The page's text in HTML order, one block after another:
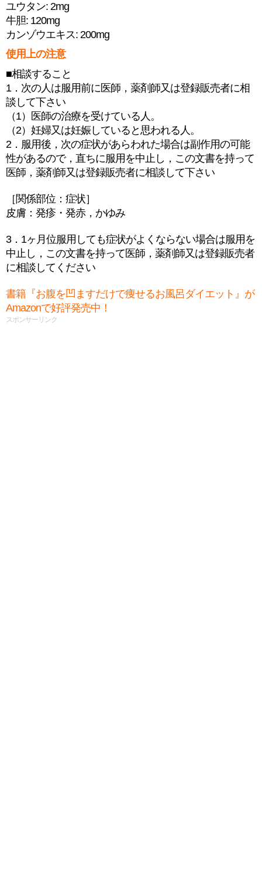
ユウタン: 2mg
牛胆: 120mg
カンゾウエキス: 200mg
使用上の注意
■相談すること
1．次の人は服用前に医師，薬剤師又は登録販売者に相
談して下さい
（1）医師の治療を受けている人。
（2）妊婦又は妊娠していると思われる人。
2．服用後，次の症状があらわれた場合は副作用の可能
性があるので，直ちに服用を中止し，この文書を持って
医師，薬剤師又は登録販売者に相談して下さい
［関係部位：症状］
皮膚：発疹・発赤，かゆみ
3．1ヶ月位服用しても症状がよくならない場合は服用を
中止し，この文書を持って医師，薬剤師又は登録販売者
に相談してください
書籍『お腹を凹ますだけで痩せるお風呂ダイエット』が
Amazonで好評発売中！
スポンサーリンク